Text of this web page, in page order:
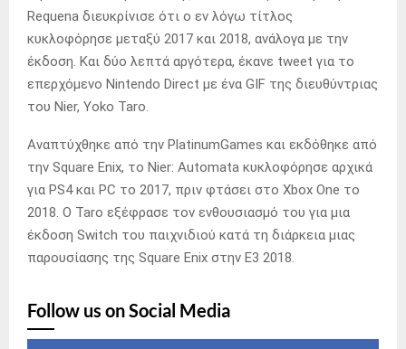
Requena διευκρίνισε ότι ο εν λόγω τίτλος
κυκλοφόρησε μεταξύ 2017 και 2018, ανάλογα με την
έκδοση. Και δύο λεπτά αργότερα, έκανε tweet για το
επερχόμενο Nintendo Direct με ένα GIF της διευθύντριας
του Nier, Yoko Taro.
Αναπτύχθηκε από την PlatinumGames και εκδόθηκε από
την Square Enix, το Nier: Automata κυκλοφόρησε αρχικά
για PS4 και PC το 2017, πριν φτάσει στο Xbox One το
2018. Ο Taro εξέφρασε τον ενθουσιασμό του για μια
έκδοση Switch του παιχνιδιού κατά τη διάρκεια μιας
παρουσίασης της Square Enix στην E3 2018.
Follow us on Social Media